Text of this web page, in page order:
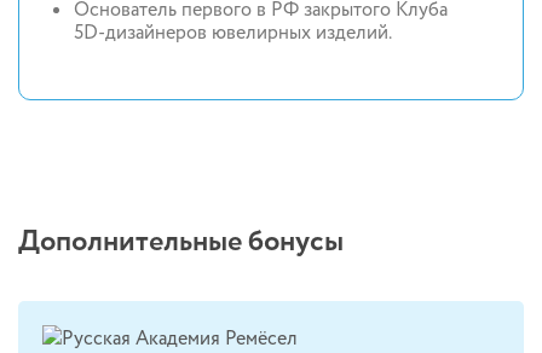
Основатель первого в РФ закрытого Клуба
5D-дизайнеров ювелирных изделий.
Дополнительные бонусы